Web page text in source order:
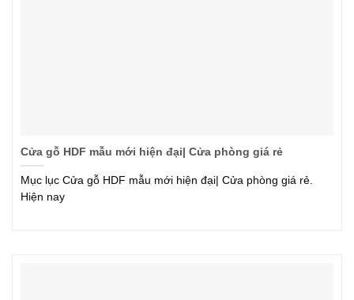
Cửa gỗ HDF mẫu mới hiện đại| Cửa phòng giá rẻ
Mục lục Cửa gỗ HDF mẫu mới hiện đại| Cửa phòng giá rẻ.
Hiện nay